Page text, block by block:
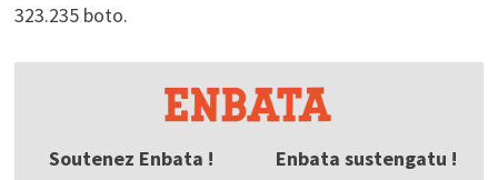
323.235 boto.
Soutenez Enbata ! Enbata sustengatu !